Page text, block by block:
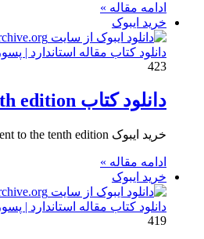
ادامه مقاله »
خرید ایبوک
دانلود کتاب مقاله استاندارد |
423
دانلود کتاب Keating on construction contracts third cumulative supplement to the tenth edition
خرید ایبوک Keating on construction contracts third cumulative supplement to the tenth edition برای دانلود ایبوک Keating on construction contracts…
ادامه مقاله »
خرید ایبوک
دانلود کتاب مقاله استاندارد |
419